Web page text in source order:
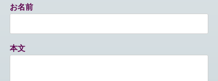
お名前
本文